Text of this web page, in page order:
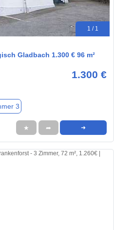
1 / 1
Gladbach 1.300 € 96 m²
1.300 €
3
★ ➦ ➜